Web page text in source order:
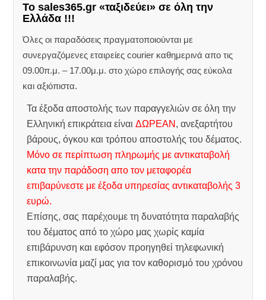
Το sales365.gr «ταξιδεύει» σε όλη την
Ελλάδα !!!
Όλες οι παραδόσεις πραγματοποιούνται με
συνεργαζόμενες εταιρείες courier καθημερινά απο τις
09.00π.μ. – 17.00μ.μ. στο χώρο επιλογής σας εύκολα
και αξιόπιστα.
Τα έξοδα αποστολής των παραγγελιών σε όλη την
Ελληνική επικράτεια είναιΔΩΡΕΑΝ , ανεξαρτήτου
βάρους, όγκου και τρόπου αποστολής του δέματος.
Μόνο σε περίπτωση πληρωμής με αντικαταβολή
κατα την παράδοση απο τον μεταφορέα
επιβαρύνεστε με έξοδα υπηρεσίας αντικαταβολής 3
ευρώ.
Επίσης, σας παρέχουμε τη δυνατότητα παραλαβής
του δέματος από το χώρο μας χωρίς καμία
επιβάρυνση και εφόσον προηγηθεί τηλεφωνική
επικοινωνία μαζί μας για τον καθορισμό του χρόνου
παραλαβής.